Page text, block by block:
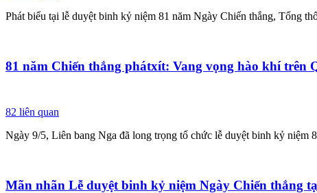
Phát biểu tại lễ duyệt binh kỷ niệm 81 năm Ngày Chiến thắng, Tổng
81 năm Chiến thắng phátxít: Vang vọng hào khí trên
82 liên quan
Ngày 9/5, Liên bang Nga đã long trọng tổ chức lễ duyệt binh kỷ
Mãn nhãn Lễ duyệt binh kỷ niệm Ngày Chiến thắng